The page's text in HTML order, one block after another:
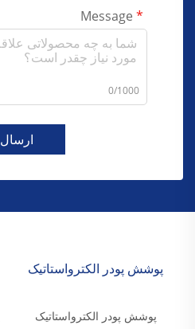
0/1000
ارسال
پوشش پودر الکترواستاتیک
پوشش پودر الکترواستاتیک